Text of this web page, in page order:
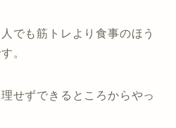
でも筋トレより食事のほう
。
せずできるところからやっ